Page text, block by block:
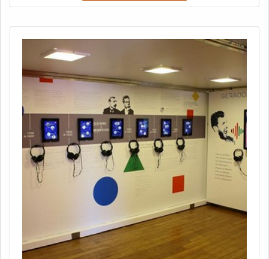
preventivas; Manutenções corretivas.AS SOLUÇÕES